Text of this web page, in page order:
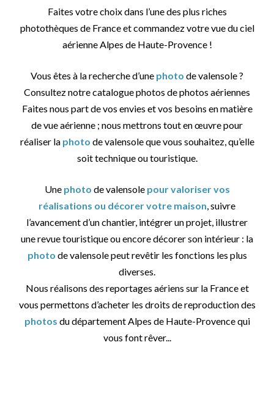
Faites votre choix dans l’une des plus riches
photothèques de France et commandez votre vue du ciel
aérienne Alpes de Haute-Provence !
Vous êtes à la recherche d’une photo de valensole ?
Consultez notre catalogue photos de photos aériennes
Faites nous part de vos envies et vos besoins en matière
de vue aérienne ; nous mettrons tout en œuvre pour
réaliser la photo de valensole que vous souhaitez, qu’elle
soit technique ou touristique.
Une photo de valensole pour valoriser vos
réalisations ou décorer votre maison, suivre
l’avancement d’un chantier, intégrer un projet, illustrer
une revue touristique ou encore décorer son intérieur : la
photo de valensole peut revêtir les fonctions les plus
diverses.
Nous réalisons des reportages aériens sur la France et
vous permettons d’acheter les droits de reproduction des
photos du département Alpes de Haute-Provence qui
vous font rêver...